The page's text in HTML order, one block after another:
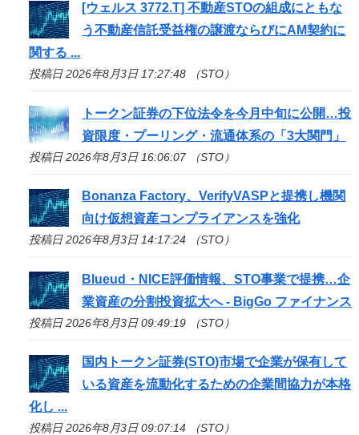
[ウェルス 3772.T] 不動産STOの組成にともな
う不動産信託受益権の譲渡ならびにAM契約に
関する ...
投稿日 2026年8月3日 17:27:48 （STO）
トークン証券の下位法令を今月中旬に公開…投
資限度・プーリング・流通体系の「3大関門」
投稿日 2026年8月3日 16:06:07 （STO）
Bonanza Factory、VerifyVASPと提携し機関
向け仮想資産コンプライアンスを強化
投稿日 2026年8月3日 14:17:24 （STO）
Blueud・NICE評価情報、STO事業で提携…企
業資産の分割投資拡大へ - BigGo ファイナンス
投稿日 2026年8月3日 09:49:19 （STO）
国内トークン証券(STO)市場で企業が保有して
いる資産を流動化するための企業間協力が本格
化し ...
投稿日 2026年8月3日 09:07:14 （STO）